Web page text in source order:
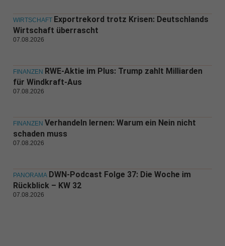
WIRTSCHAFT Exportrekord trotz Krisen: Deutschlands
Wirtschaft überrascht
07.08.2026
FINANZEN RWE-Aktie im Plus: Trump zahlt Milliarden
für Windkraft-Aus
07.08.2026
FINANZEN Verhandeln lernen: Warum ein Nein nicht
schaden muss
07.08.2026
PANORAMA DWN-Podcast Folge 37: Die Woche im
Rückblick – KW 32
07.08.2026